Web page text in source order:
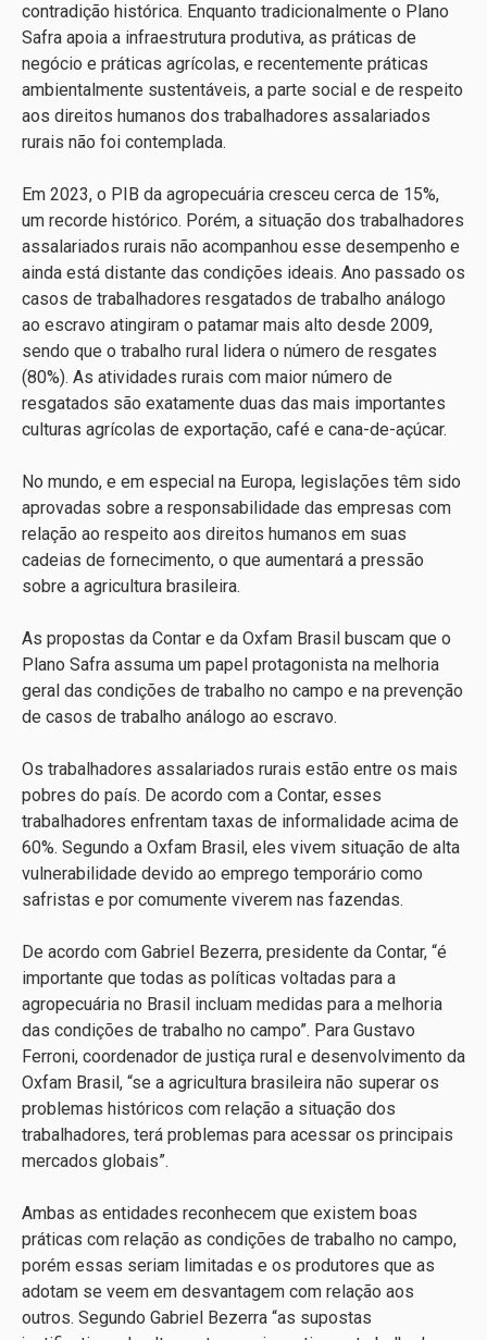
contradição histórica. Enquanto tradicionalmente o Plano
Safra apoia a infraestrutura produtiva, as práticas de
negócio e práticas agrícolas, e recentemente práticas
ambientalmente sustentáveis, a parte social e de respeito
aos direitos humanos dos trabalhadores assalariados
rurais não foi contemplada.
Em 2023, o PIB da agropecuária cresceu cerca de 15%,
um recorde histórico. Porém, a situação dos trabalhadores
assalariados rurais não acompanhou esse desempenho e
ainda está distante das condições ideais. Ano passado os
casos de trabalhadores resgatados de trabalho análogo
ao escravo atingiram o patamar mais alto desde 2009,
sendo que o trabalho rural lidera o número de resgates
(80%). As atividades rurais com maior número de
resgatados são exatamente duas das mais importantes
culturas agrícolas de exportação, café e cana-de-açúcar.
No mundo, e em especial na Europa, legislações têm sido
aprovadas sobre a responsabilidade das empresas com
relação ao respeito aos direitos humanos em suas
cadeias de fornecimento, o que aumentará a pressão
sobre a agricultura brasileira.
As propostas da Contar e da Oxfam Brasil buscam que o
Plano Safra assuma um papel protagonista na melhoria
geral das condições de trabalho no campo e na prevenção
de casos de trabalho análogo ao escravo.
Os trabalhadores assalariados rurais estão entre os mais
pobres do país. De acordo com a Contar, esses
trabalhadores enfrentam taxas de informalidade acima de
60%. Segundo a Oxfam Brasil, eles vivem situação de alta
vulnerabilidade devido ao emprego temporário como
safristas e por comumente viverem nas fazendas.
De acordo com Gabriel Bezerra, presidente da Contar, “é
importante que todas as políticas voltadas para a
agropecuária no Brasil incluam medidas para a melhoria
das condições de trabalho no campo”. Para Gustavo
Ferroni, coordenador de justiça rural e desenvolvimento da
Oxfam Brasil, “se a agricultura brasileira não superar os
problemas históricos com relação a situação dos
trabalhadores, terá problemas para acessar os principais
mercados globais”.
Ambas as entidades reconhecem que existem boas
práticas com relação as condições de trabalho no campo,
porém essas seriam limitadas e os produtores que as
adotam se veem em desvantagem com relação aos
outros. Segundo Gabriel Bezerra “as supostas